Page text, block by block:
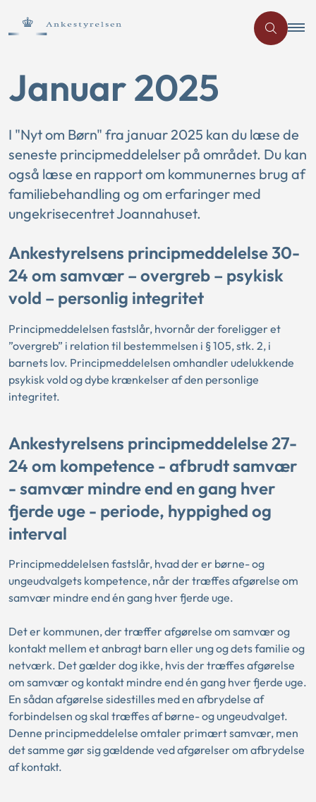
Januar 2025
I "Nyt om Børn" fra januar 2025 kan du læse de
seneste principmeddelelser på området. Du kan
også læse en rapport om kommunernes brug af
familiebehandling og om erfaringer med
ungekrisecentret Joannahuset.
Ankestyrelsens principmeddelelse 30-
24 om samvær – overgreb – psykisk
vold – personlig integritet
Principmeddelelsen fastslår, hvornår der foreligger et
”overgreb” i relation til bestemmelsen i § 105, stk. 2, i
barnets lov. Principmeddelelsen omhandler udelukkende
psykisk vold og dybe krænkelser af den personlige
integritet.
Ankestyrelsens principmeddelelse 27-
24 om kompetence - afbrudt samvær
- samvær mindre end en gang hver
fjerde uge - periode, hyppighed og
interval
Principmeddelelsen fastslår, hvad der er børne- og
ungeudvalgets kompetence, når der træffes afgørelse om
samvær mindre end én gang hver fjerde uge.
Det er kommunen, der træffer afgørelse om samvær og
kontakt mellem et anbragt barn eller ung og dets familie og
netværk. Det gælder dog ikke, hvis der træffes afgørelse
om samvær og kontakt mindre end én gang hver fjerde uge.
En sådan afgørelse sidestilles med en afbrydelse af
forbindelsen og skal træffes af børne- og ungeudvalget.
Denne principmeddelelse omtaler primært samvær, men
det samme gør sig gældende ved afgørelser om afbrydelse
af kontakt.